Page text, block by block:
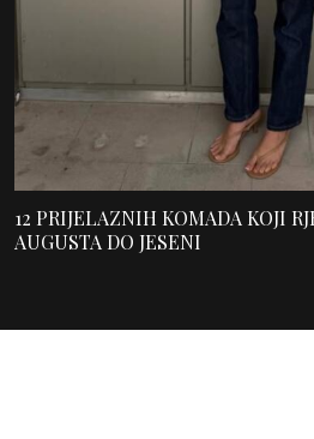
12 PRIJELAZNIH KOMADA KOJI
AUGUSTA DO JESENI